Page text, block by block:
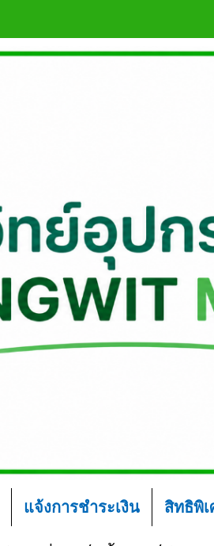
แจ้งการชำระเงิน สิทธิพิ